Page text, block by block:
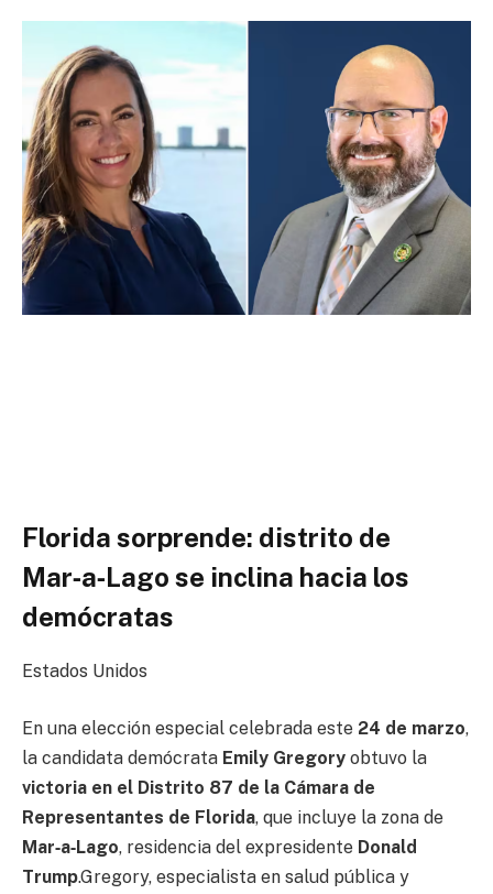
Florida sorprende: distrito de
Mar‑a‑Lago se inclina hacia los
demócratas
Estados Unidos
En una elección especial celebrada este 24 de marzo,
la candidata demócrata Emily Gregory obtuvo la
victoria en el Distrito 87 de la Cámara de
Representantes de Florida, que incluye la zona de
Mar‑a‑Lago, residencia del expresidente Donald
Trump.Gregory, especialista en salud pública y